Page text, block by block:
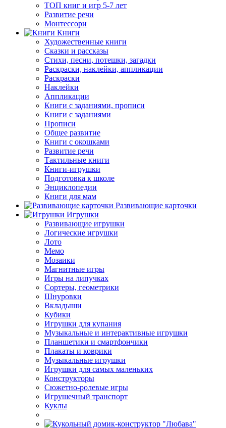
ТОП книг и игр 5-7 лет
Развитие речи
Монтессори
Книги
Художественные книги
Сказки и рассказы
Стихи, песни, потешки, загадки
Раскраски, наклейки, аппликации
Раскраски
Наклейки
Аппликации
Книги с заданиями, прописи
Книги с заданиями
Прописи
Общее развитие
Книги с окошками
Развитие речи
Тактильные книги
Книги-игрушки
Подготовка к школе
Энциклопедии
Книги для мам
Развивающие карточки
Игрушки
Развивающие игрушки
Логические игрушки
Лото
Мемо
Мозаики
Магнитные игры
Игры на липучках
Сортеры, геометрики
Шнуровки
Вкладыши
Кубики
Игрушки для купания
Музыкальные и интерактивные игрушки
Планшетики и смартфончики
Плакаты и коврики
Музыкальные игрушки
Игрушки для самых маленьких
Конструкторы
Сюжетно-ролевые игры
Игрушечный транспорт
Куклы